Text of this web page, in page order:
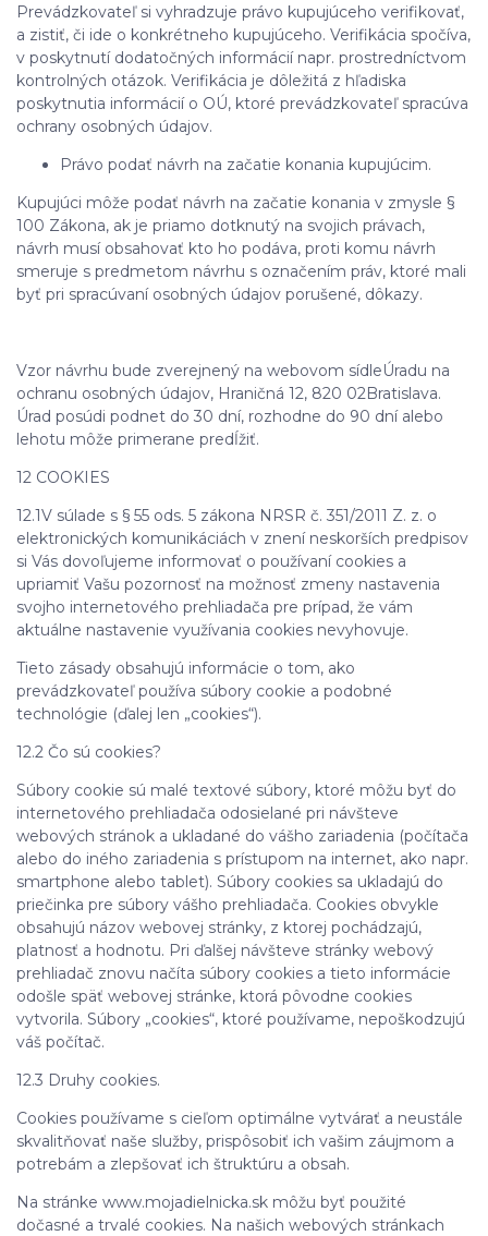
Prevádzkovateľ si vyhradzuje právo kupujúceho verifikovať,
a zistiť, či ide o konkrétneho kupujúceho. Verifikácia spočíva,
v poskytnutí dodatočných informácií napr. prostredníctvom
kontrolných otázok. Verifikácia je dôležitá z hľadiska
poskytnutia informácií o OÚ, ktoré prevádzkovateľ spracúva
ochrany osobných údajov.
Právo podať návrh na začatie konania kupujúcim.
Kupujúci môže podať návrh na začatie konania v zmysle §
100 Zákona, ak je priamo dotknutý na svojich právach,
návrh musí obsahovať kto ho podáva, proti komu návrh
smeruje s predmetom návrhu s označením práv, ktoré mali
byť pri spracúvaní osobných údajov porušené, dôkazy.
Vzor návrhu bude zverejnený na webovom sídleÚradu na
ochranu osobných údajov, Hraničná 12, 820 02Bratislava.
Úrad posúdi podnet do 30 dní, rozhodne do 90 dní alebo
lehotu môže primerane predĺžiť.
12 COOKIES
12.1V súlade s § 55 ods. 5 zákona NRSR č. 351/2011 Z. z. o
elektronických komunikáciách v znení neskorších predpisov
si Vás dovoľujeme informovať o používaní cookies a
upriamiť Vašu pozornosť na možnosť zmeny nastavenia
svojho internetového prehliadača pre prípad, že vám
aktuálne nastavenie využívania cookies nevyhovuje.
Tieto zásady obsahujú informácie o tom, ako
prevádzkovateľ používa súbory cookie a podobné
technológie (ďalej len „cookies“).
12.2 Čo sú cookies?
Súbory cookie sú malé textové súbory, ktoré môžu byť do
internetového prehliadača odosielané pri návšteve
webových stránok a ukladané do vášho zariadenia (počítača
alebo do iného zariadenia s prístupom na internet, ako napr.
smartphone alebo tablet). Súbory cookies sa ukladajú do
priečinka pre súbory vášho prehliadača. Cookies obvykle
obsahujú názov webovej stránky, z ktorej pochádzajú,
platnosť a hodnotu. Pri ďalšej návšteve stránky webový
prehliadač znovu načíta súbory cookies a tieto informácie
odošle späť webovej stránke, ktorá pôvodne cookies
vytvorila. Súbory „cookies“, ktoré používame, nepoškodzujú
váš počítač.
12.3 Druhy cookies.
Cookies používame s cieľom optimálne vytvárať a neustále
skvalitňovať naše služby, prispôsobiť ich vašim záujmom a
potrebám a zlepšovať ich štruktúru a obsah.
Na stránke www.mojadielnicka.sk môžu byť použité
dočasné a trvalé cookies. Na našich webových stránkach